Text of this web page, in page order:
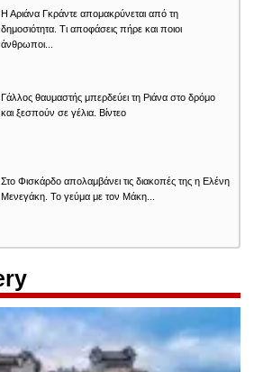
Η Αριάνα Γκράντε απομακρύνεται από τη
δημοσιότητα. Τι αποφάσεις πήρε και ποιοι
άνθρωποι...
Γάλλος θαυμαστής μπερδεύει τη Ριάνα στο δρόμο
και ξεσπούν σε γέλια. Βίντεο
Στο Φισκάρδο απολαμβάνει τις διακοπές της η Ελένη
Μενεγάκη. Το γεύμα με τον Μάκη...